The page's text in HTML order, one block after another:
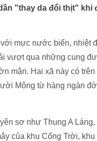
"thay da đổi thịt"
mực nước biển, nhiệt
vượt qua những cung
mận. Hai xã này có
Mông từ hàng ngàn
sơ như Thung A
của khu Cổng Trời,